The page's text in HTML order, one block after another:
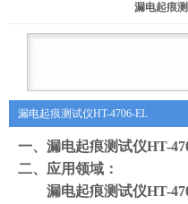
漏电起痕
漏电起痕测试仪HT-4706-EL
一、 漏电起痕测试仪HT-
二、应用领域：
漏电起痕测试仪HT-